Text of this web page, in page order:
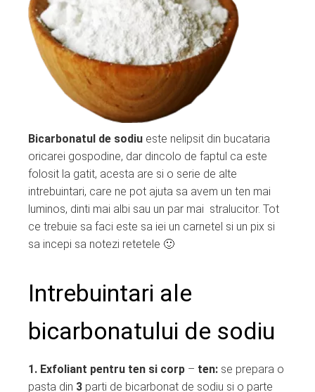
Bicarbonatul de sodiu este nelipsit din bucataria
oricarei gospodine, dar dincolo de faptul ca este
folosit la gatit, acesta are si o serie de alte
intrebuintari, care ne pot ajuta sa avem un ten mai
luminos, dinti mai albi sau un par mai stralucitor. Tot
ce trebuie sa faci este sa iei un carnetel si un pix si
sa incepi sa notezi retetele 🙂
Intrebuintari ale
bicarbonatului de sodiu
1. Exfoliant pentru ten si corp – ten: se prepara o
pasta din 3 parti de bicarbonat de sodiu si o parte